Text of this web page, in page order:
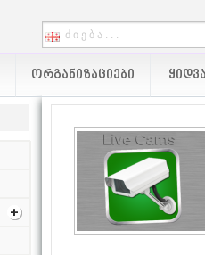
ᲝᲠᲒᲐᲜᲘᲖᲐᲪᲘᲔᲑᲘ